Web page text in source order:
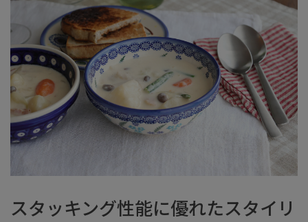
スタッキング性能に優れたスタイリ